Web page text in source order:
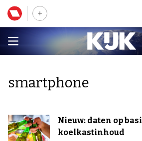
smartphone
Nieuw: daten op
koelkastinhoud